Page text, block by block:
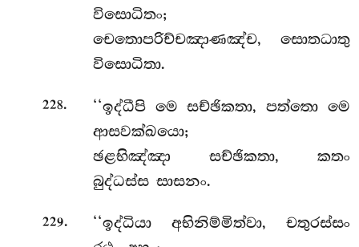
විසොධිතං;
චෙතොපරිච්චඤාණඤ්ච, සොතධාතු
විසොධිතා.
228.
‘‘ඉද්ධීපි මෙ සච්ඡිකතා, පත්තො මෙ
ආසවක්ඛයො;
ඡළභිඤ්ඤා සච්ඡිකතා, කතං
බුද්ධස්ස සාසනං.
229. ‘‘ඉද්ධියා අභිනිම්මිත්වා, චතුරස්සං